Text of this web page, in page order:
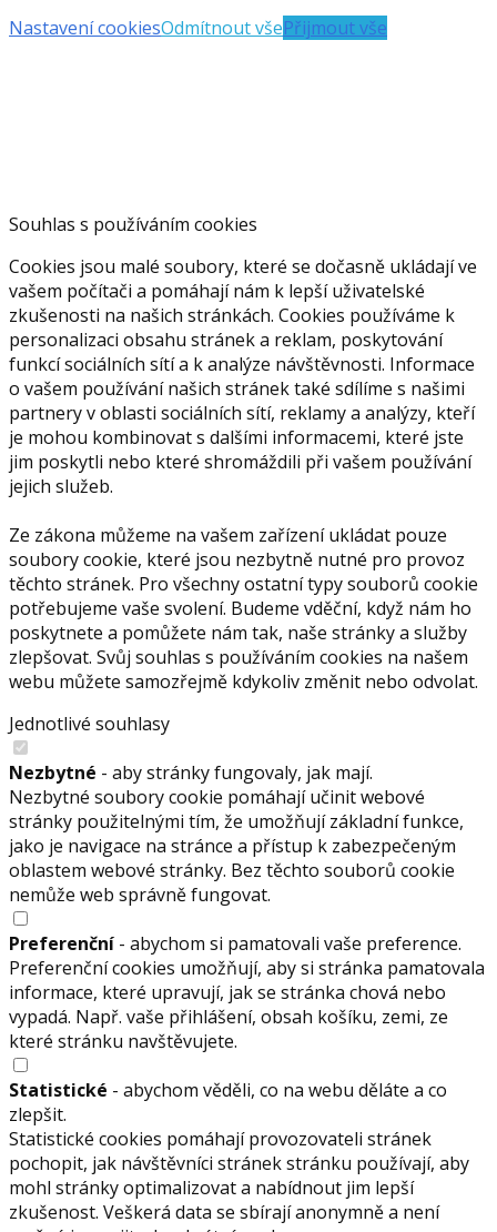
Nastavení cookiesOdmítnout všePřijmout vše
Souhlas s používáním cookies
Cookies jsou malé soubory, které se dočasně ukládají ve
vašem počítači a pomáhají nám k lepší uživatelské
zkušenosti na našich stránkách. Cookies používáme k
personalizaci obsahu stránek a reklam, poskytování
funkcí sociálních sítí a k analýze návštěvnosti. Informace
o vašem používání našich stránek také sdílíme s našimi
partnery v oblasti sociálních sítí, reklamy a analýzy, kteří
je mohou kombinovat s dalšími informacemi, které jste
jim poskytli nebo které shromáždili při vašem používání
jejich služeb.
Ze zákona můžeme na vašem zařízení ukládat pouze
soubory cookie, které jsou nezbytně nutné pro provoz
těchto stránek. Pro všechny ostatní typy souborů cookie
potřebujeme vaše svolení. Budeme vděční, když nám ho
poskytnete a pomůžete nám tak, naše stránky a služby
zlepšovat. Svůj souhlas s používáním cookies na našem
webu můžete samozřejmě kdykoliv změnit nebo odvolat.
Jednotlivé souhlasy
Nezbytné - aby stránky fungovaly, jak mají.
Nezbytné soubory cookie pomáhají učinit webové
stránky použitelnými tím, že umožňují základní funkce,
jako je navigace na stránce a přístup k zabezpečeným
oblastem webové stránky. Bez těchto souborů cookie
nemůže web správně fungovat.
Preferenční - abychom si pamatovali vaše preference.
Preferenční cookies umožňují, aby si stránka pamatovala
informace, které upravují, jak se stránka chová nebo
vypadá. Např. vaše přihlášení, obsah košíku, zemi, ze
které stránku navštěvujete.
Statistické - abychom věděli, co na webu děláte a co
zlepšit.
Statistické cookies pomáhají provozovateli stránek
pochopit, jak návštěvníci stránek stránku používají, aby
mohl stránky optimalizovat a nabídnout jim lepší
zkušenost. Veškerá data se sbírají anonymně a není